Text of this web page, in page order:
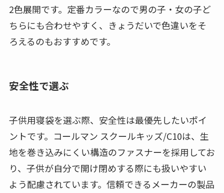
2色展開です。定番カラーなので男の子・女の子ど
ちらにも合わせやすく、きょうだいで色違いをそ
ろえるのもおすすめです。
安全性で選ぶ
子供用寝袋を選ぶ際、安全性は最優先したいポイ
ントです。コールマン スクールキッズ/C10は、生
地を巻き込みにくい構造のファスナーを採用してお
り、子供が自分で開け閉めする際にも扱いやすい
よう配慮されています。信頼できるメーカーの製品